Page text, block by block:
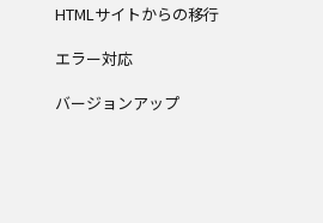
HTMLサイトからの移行
エラー対応
バージョンアップ